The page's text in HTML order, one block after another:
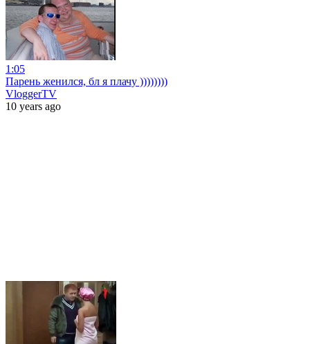
1:05
Парень женился, бл я плачу ))))))))
VloggerTV
10 years ago